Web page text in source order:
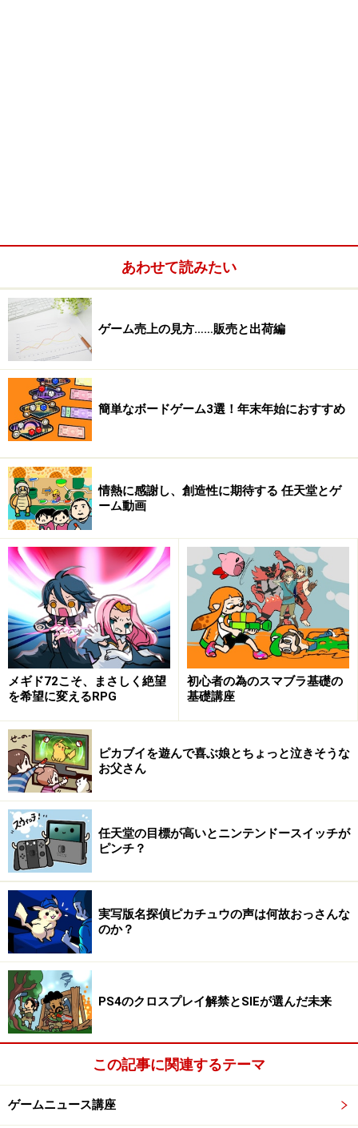
あわせて読みたい
ゲーム売上の見方……販売と出荷編
簡単なボードゲーム3選！年末年始におすすめ
情熱に感謝し、創造性に期待する 任天堂とゲ
ーム動画
メギド72こそ、まさしく絶望
を希望に変えるRPG
初心者の為のスマブラ基礎の
基礎講座
ピカブイを遊んで喜ぶ娘とちょっと泣きそうな
お父さん
任天堂の目標が高いとニンテンドースイッチが
ピンチ？
実写版名探偵ピカチュウの声は何故おっさんな
のか？
PS4のクロスプレイ解禁とSIEが選んだ未来
この記事に関連するテーマ
ゲームニュース講座